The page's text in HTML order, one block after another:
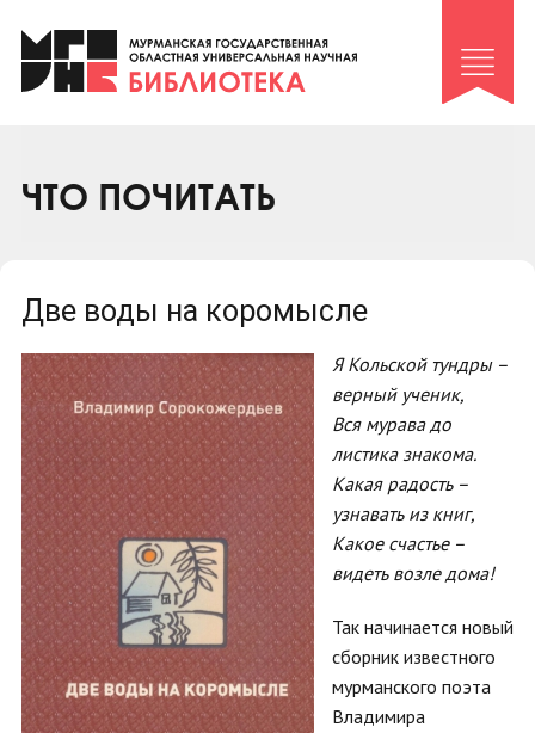
Клуб «Гиря и сельдерей»
Клуб «Семейный архив»
Коллегам
ЧТО ПОЧИТАТЬ
Две воды на коромысле
Я Кольской тундры –
верный ученик,
Вся мурава до
листика знакома.
Какая радость –
узнавать из книг,
Какое счастье –
видеть возле дома!
Так начинается новый
сборник известного
мурманского поэта
Владимира